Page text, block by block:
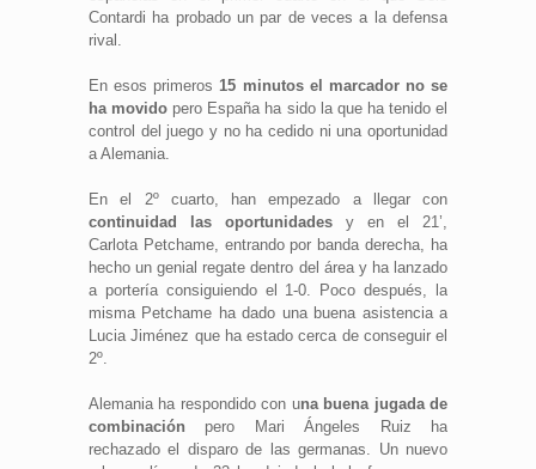
Contardi ha probado un par de veces a la defensa
rival.
En esos primeros15 minutos el marcador no se
ha movido pero España ha sido la que ha tenido el
control del juego y no ha cedido ni una oportunidad
a Alemania.
En el 2º cuarto, han empezado a llegar con
continuidad las oportunidades y en el 21’,
Carlota Petchame, entrando por banda derecha, ha
hecho un genial regate dentro del área y ha lanzado
a portería consiguiendo el 1-0. Poco después, la
misma Petchame ha dado una buena asistencia a
Lucia Jiménez que ha estado cerca de conseguir el
2º.
Alemania ha respondido con una buena jugada de
combinación pero Mari Ángeles Ruiz ha
rechazado el disparo de las germanas. Un nuevo